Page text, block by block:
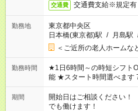
交通費 交通費支給※規定有
勤務地
東京都中央区
日本橋(東京都)駅 / 月島駅
＜ご近所の老人ホームな
勤務時間
★1日6時間～の時短シフトOK ★もちろんフルタイムシフト
能 ★スタート時間選べます
20:00 など 残業なし！ ※Wワークの場合、他のお仕事と合わせ
週40時間超の就業はご案
間以上勤務は社会保険への
期間
開始日はご相談ください
でも働けます！